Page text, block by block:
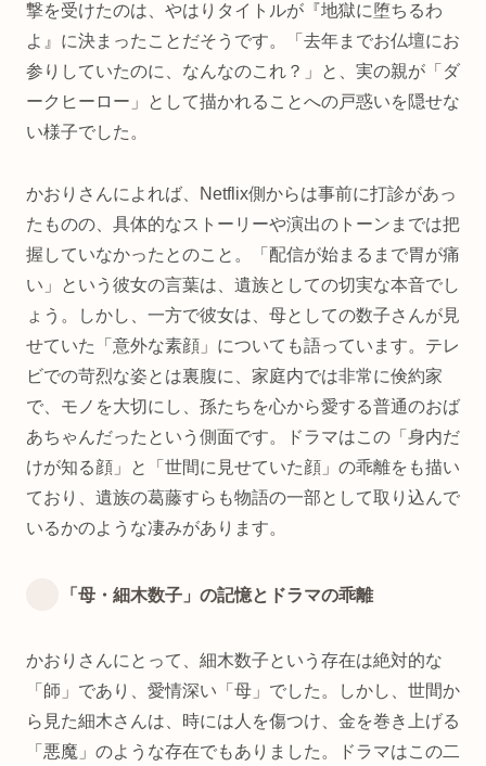
撃を受けたのは、やはりタイトルが『地獄に堕ちるわ
よ』に決まったことだそうです。「去年までお仏壇にお
参りしていたのに、なんなのこれ？」と、実の親が「ダ
ークヒーロー」として描かれることへの戸惑いを隠せな
い様子でした。
かおりさんによれば、Netflix側からは事前に打診があっ
たものの、具体的なストーリーや演出のトーンまでは把
握していなかったとのこと。「配信が始まるまで胃が痛
い」という彼女の言葉は、遺族としての切実な本音でし
ょう。しかし、一方で彼女は、母としての数子さんが見
せていた「意外な素顔」についても語っています。テレ
ビでの苛烈な姿とは裏腹に、家庭内では非常に倹約家
で、モノを大切にし、孫たちを心から愛する普通のおば
あちゃんだったという側面です。ドラマはこの「身内だ
けが知る顔」と「世間に見せていた顔」の乖離をも描い
ており、遺族の葛藤すらも物語の一部として取り込んで
いるかのような凄みがあります。
「母・細木数子」の記憶とドラマの乖離
かおりさんにとって、細木数子という存在は絶対的な
「師」であり、愛情深い「母」でした。しかし、世間か
ら見た細木さんは、時には人を傷つけ、金を巻き上げる
「悪魔」のような存在でもありました。ドラマはこの二